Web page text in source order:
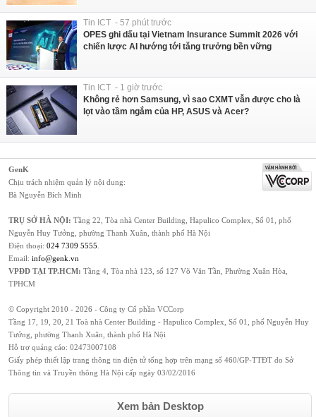
Tin ICT - 57 phút trước
OPES ghi dấu tại Vietnam Insurance Summit 2026 với
chiến lược AI hướng tới tăng trưởng bền vững
Tin ICT - 1 giờ trước
Không rẻ hơn Samsung, vì sao CXMT vẫn được cho là
lọt vào tầm ngắm của HP, ASUS và Acer?
GenK
Chịu trách nhiệm quản lý nội dung:
Bà Nguyễn Bích Minh
TRỤ SỞ HÀ NỘI: Tầng 22, Tòa nhà Center Building, Hapulico Complex, Số 01, phố
Nguyễn Huy Tưởng, phường Thanh Xuân, thành phố Hà Nội
Điện thoại: 024 7309 5555
Email: info@genk.vn
VPĐD TẠI TP.HCM: Tầng 4, Tòa nhà 123, số 127 Võ Văn Tần, Phường Xuân Hòa,
TPHCM
© Copyright 2010 - 2026 - Công ty Cổ phần VCCorp
Tầng 17, 19, 20, 21 Toà nhà Center Building - Hapulico Complex, Số 01, phố Nguyễn Huy
Tưởng, phường Thanh Xuân, thành phố Hà Nội
Hỗ trợ quảng cáo: 02473007108
Giấy phép thiết lập trang thông tin điện tử tổng hợp trên mạng số 460/GP-TTĐT do Sở
Thông tin và Truyền thông Hà Nội cấp ngày 03/02/2016
Xem bản Desktop